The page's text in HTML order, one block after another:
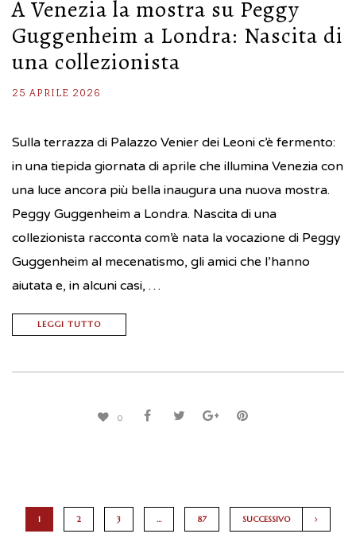
A Venezia la mostra su Peggy
Guggenheim a Londra: Nascita di
una collezionista
25 APRILE 2026
Sulla terrazza di Palazzo Venier dei Leoni c’è fermento:
in una tiepida giornata di aprile che illumina Venezia con
una luce ancora più bella inaugura una nuova mostra.
Peggy Guggenheim a Londra. Nascita di una
collezionista racconta com’è nata la vocazione di Peggy
Guggenheim al mecenatismo, gli amici che l’hanno
aiutata e, in alcuni casi, …
LEGGI TUTTO
0
1 2 3 … 87 SUCCESSIVO